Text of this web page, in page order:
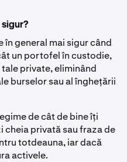
sigur?
general mai sigur când
un portofel în custodie,
private, eliminând
burselor sau al înghețării
de cât de bine îți
cheia privată sau fraza de
totdeauna, iar dacă
activele.